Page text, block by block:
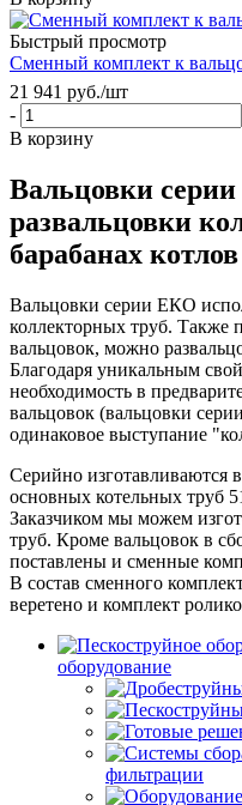
Быстрый просмотр
Сменный комплект к
21 941 руб./шт
-
В корзину
Вальцовки
развальцовки
барабанах котлов
Вальцовки серии ЕКО
коллекторных труб. Также
вальцовок, можно
Благодаря уникальным
необходимость в
вальцовок (вальцовки
одинаковое выступание
Серийно изготавливаются
основных котельных труб
Заказчиком мы можем
труб. Кроме вальцовок в
поставлены и сменные
В состав сменного
веретено и комплект
оборудование
фильтрации